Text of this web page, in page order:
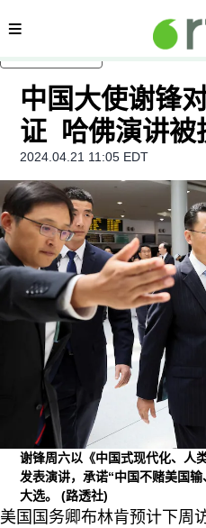
内容分类
中国大使谢锋
证 哈佛演讲被
2024.04.21 11:05 EDT
谢锋周六以《中国式现代化、人
发表演讲，承诺“中国不赌美国
大选。(路透社)
美国国务卿布林肯预计下周